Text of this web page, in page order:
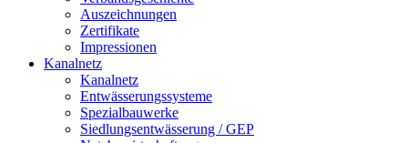
Auszeichnungen
Zertifikate
Impressionen
Kanalnetz
Kanalnetz
Entwässerungssysteme
Spezialbauwerke
Siedlungsentwässerung / GEP